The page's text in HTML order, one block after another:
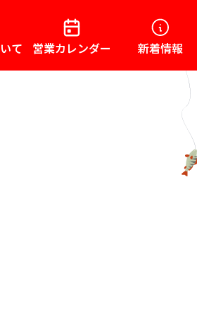
て 営業カレンダー 新着情報